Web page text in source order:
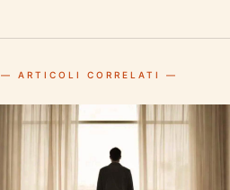
— ARTICOLI CORRELATI —